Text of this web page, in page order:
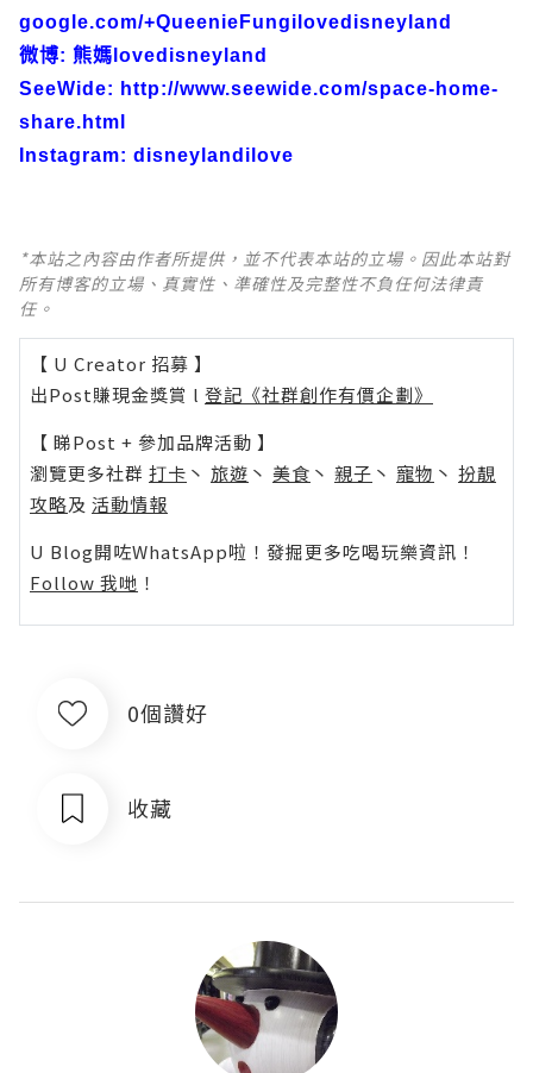
google.com/+QueenieFungilovedisneyland
微博: 熊媽lovedisneyland
SeeWide: http://www.seewide.com/space-home-
share.html
Instagram: disneylandilove
*本站之內容由作者所提供，並不代表本站的立場。因此本站對
所有博客的立場、真實性、準確性及完整性不負任何法律責
任。
【 U Creator 招募 】
出Post賺現金獎賞 l 登記《社群創作有價企劃》
【 睇Post + 參加品牌活動 】
瀏覽更多社群 打卡 丶 旅遊 丶 美食 丶 親子 丶 寵物 丶 扮靚
攻略及 活動情報
U Blog開咗WhatsApp啦！發掘更多吃喝玩樂資訊！
Follow 我哋 ！
0個讚好
收藏